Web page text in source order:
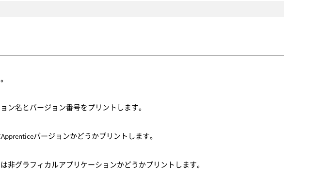
ン名とバージョン番号をプリントします。
バージョンかどうかプリントします。
非グラフィカルアプリケーションかどうかプリントします。